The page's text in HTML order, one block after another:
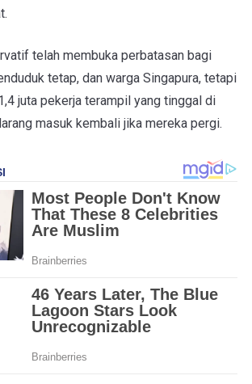
telah membuka perbatasan bagi
tetap, dan warga Singapura, tetapi
juta pekerja terampil yang tinggal di
masuk kembali jika mereka pergi.